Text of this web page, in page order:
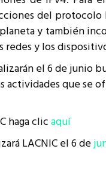
del
y también
y los
el 6 de
que se
haga clicaquí
LACNIC el 6 de